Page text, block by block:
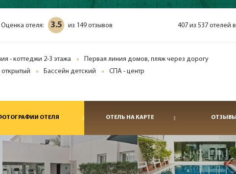
Оценка отеля: 3.5 из 149 отзывов 407 из 537 отелей в
- коттеджи 2-3 этажа
Первая линия домов, пляж через дорогу
Бассейн детский
СПА - центр
ОТЕЛЯ ОТЕЛЬ НА КАРТЕ ОТЗЫВЫ